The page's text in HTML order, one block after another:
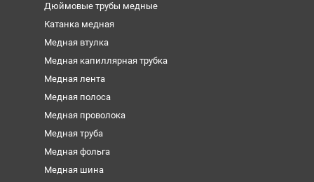
Дюймовые трубы медные
Катанка медная
Медная втулка
Медная капиллярная трубка
Медная лента
Медная полоса
Медная проволока
Медная труба
Медная фольга
Медная шина